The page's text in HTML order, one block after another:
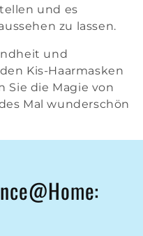
und es
zu lassen.
und
Kis-Haarmasken
Sie die Magie von
Mal wunderschön